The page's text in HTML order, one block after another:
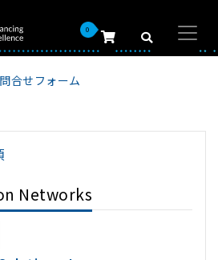
0
合せフォーム
Networks